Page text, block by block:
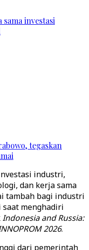
investasi
tegaskan
industri,
dan kerja sama
tambah bagi industri
saat menghadiri
Indonesia and Russia:
2026.
dari pemerintah